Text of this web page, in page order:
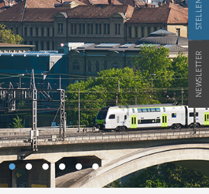
NEWSLETTER